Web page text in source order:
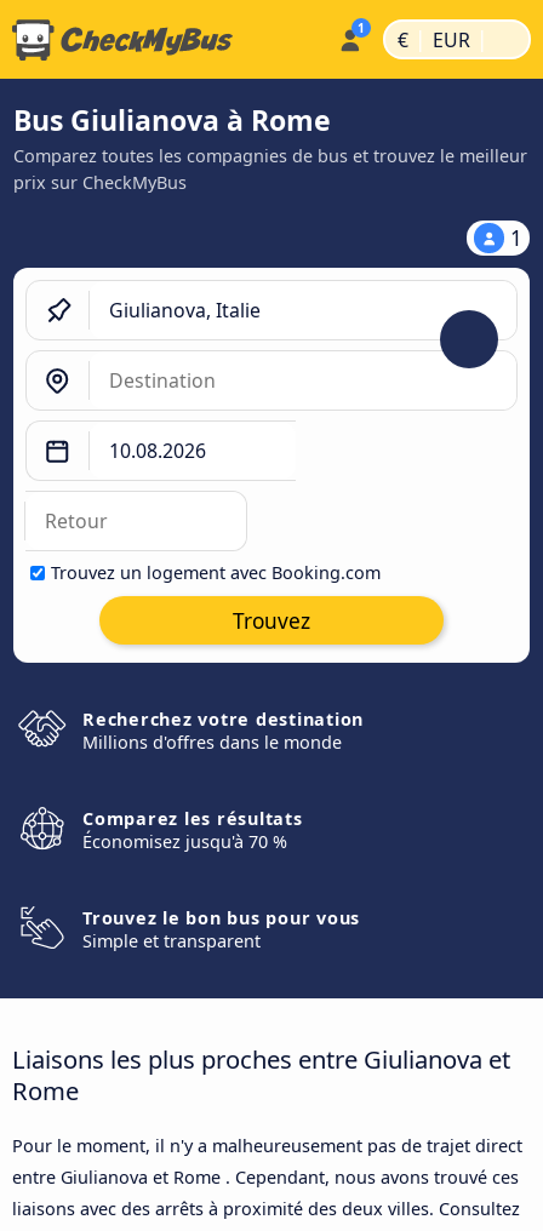
€ | EUR |
Bus Giulianova à Rome
Comparez toutes les compagnies de bus et trouvez le meilleur
prix sur CheckMyBus
1
Trouvez un logement avec Booking.com
Trouvez
Recherchez votre destination
Millions d'offres dans le monde
Comparez les résultats
Économisez jusqu'à 70 %
Trouvez le bon bus pour vous
Simple et transparent
Liaisons les plus proches entre Giulianova et
Rome
Pour le moment, il n'y a malheureusement pas de trajet direct
entre Giulianova et Rome . Cependant, nous avons trouvé ces
liaisons avec des arrêts à proximité des deux villes. Consultez